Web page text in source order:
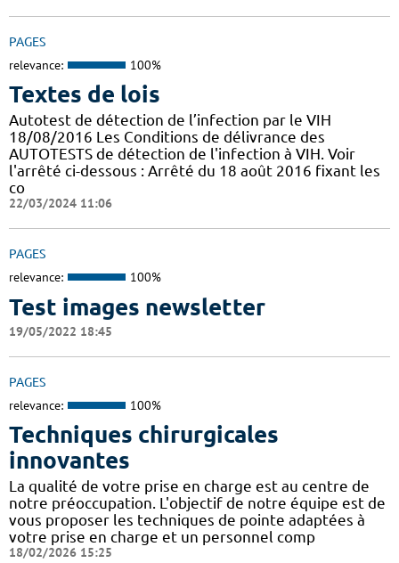
PAGES
relevance: 100%
Textes de lois
Autotest de détection de l’infection par le VIH
18/08/2016 Les Conditions de délivrance des
AUTOTESTS de détection de l'infection à VIH. Voir
l'arrêté ci-dessous : Arrêté du 18 août 2016 fixant les
co
22/03/2024 11:06
PAGES
relevance: 100%
Test images newsletter
19/05/2022 18:45
PAGES
relevance: 100%
Techniques chirurgicales
innovantes
La qualité de votre prise en charge est au centre de
notre préoccupation. L'objectif de notre équipe est de
vous proposer les techniques de pointe adaptées à
votre prise en charge et un personnel comp
18/02/2026 15:25